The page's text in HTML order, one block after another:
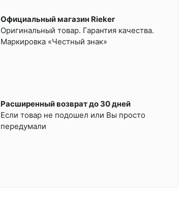
Официальный магазин Rieker
Оригинальный товар. Гарантия качества.
Маркировка «Честный знак»
Расширенный возврат до 30 дней
Если товар не подошел или Вы просто
передумали